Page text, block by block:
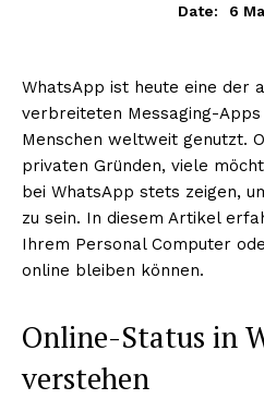
Date:
6
WhatsApp ist heute eine der
verbreiteten Messaging-
Menschen weltweit genutzt.
privaten Gründen, viele
bei WhatsApp stets zeigen,
zu sein. In diesem Artikel
Ihrem Personal Computer
online bleiben können.
Online-Status in
verstehen